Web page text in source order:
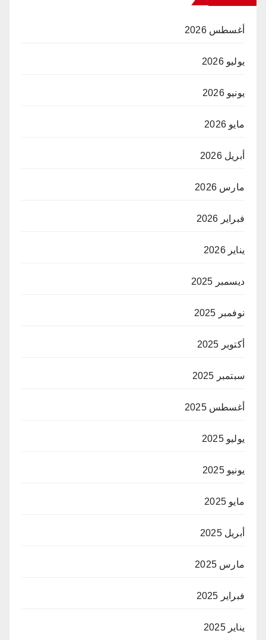
أغسطس 2026
يوليو 2026
يونيو 2026
مايو 2026
أبريل 2026
مارس 2026
فبراير 2026
يناير 2026
ديسمبر 2025
نوفمبر 2025
أكتوبر 2025
سبتمبر 2025
أغسطس 2025
يوليو 2025
يونيو 2025
مايو 2025
أبريل 2025
مارس 2025
فبراير 2025
يناير 2025